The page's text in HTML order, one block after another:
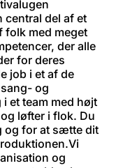
central del af et
folk med meget
der alle
for deres
job i et af de
og
et team med højt
løfter i flok. Du
og for at sætte dit
og